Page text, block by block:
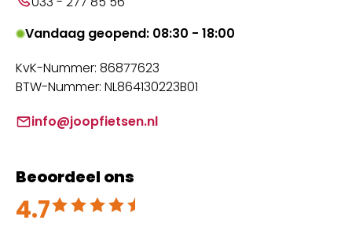
Vandaag geopend: 08:30 - 18:00
KvK-Nummer: 86877623
BTW-Nummer: NL864130223B01
info@joopfietsen.nl
Beoordeel ons
4.7
Beoordeeld met 4.7 uit 5